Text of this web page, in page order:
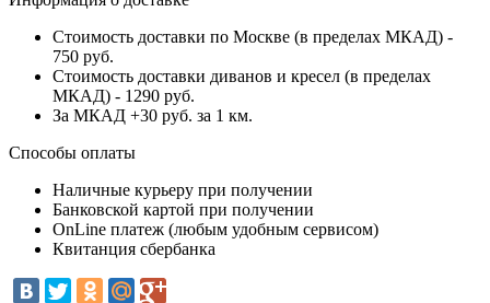
Стоимость доставки по Москве (в пределах МКАД) -
750 руб.
Стоимость доставки диванов и кресел (в пределах
МКАД) - 1290 руб.
За МКАД +30 руб. за 1 км.
Способы оплаты
Наличные курьеру при получении
Банковской картой при получении
OnLine платеж (любым удобным сервисом)
Квитанция сбербанка